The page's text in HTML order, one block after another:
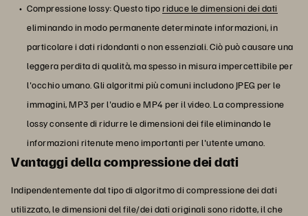
Compressione lossy: Questo tiporiduce le dimensioni dei dati
eliminando in modo permanente determinate informazioni, in
particolare i dati ridondanti o non essenziali. Ciò può causare una
leggera perdita di qualità, ma spesso in misura impercettibile per
l'occhio umano. Gli algoritmi più comuni includono JPEG per le
immagini, MP3 per l'audio e MP4 per il video. La compressione
lossy consente di ridurre le dimensioni dei file eliminando le
informazioni ritenute meno importanti per l'utente umano.
Vantaggi della compressione dei dati
Indipendentemente dal tipo di algoritmo di compressione dei dati
utilizzato, le dimensioni del file/dei dati originali sono ridotte, il che